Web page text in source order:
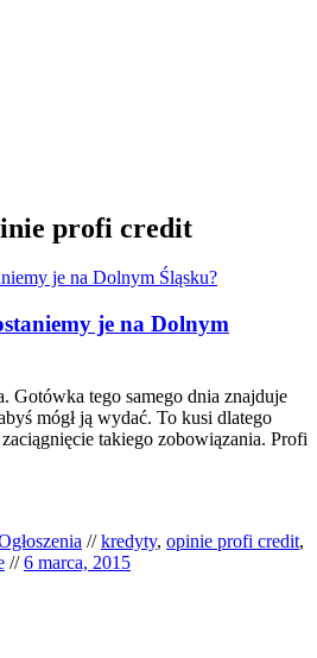
profi credit
je na Dolnym
Gotówka tego samego dnia znajduje
mógł ją wydać. To kusi dlatego
takiego zobowiązania. Profi
// kredyty, opinie profi credit,
// 6 marca, 2015